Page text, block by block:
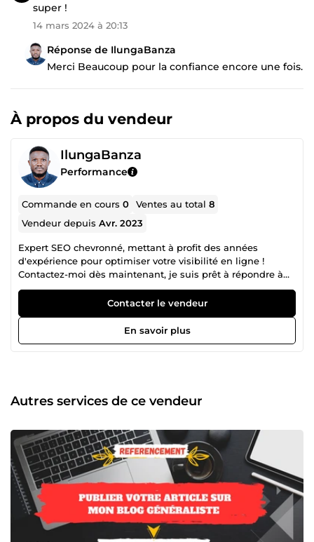
super !
14 mars 2024 à 20:13
Réponse de IlungaBanza
Merci Beaucoup pour la confiance encore une fois.
À propos du vendeur
IlungaBanza
Performance
Commande en cours0 Ventes au total8
Vendeur depuisAvr. 2023
Expert SEO chevronné, mettant à profit des années
d'expérience pour optimiser votre visibilité en ligne !
Contactez-moi dès maintenant, je suis prêt à répondre à
vos besoins
Contacter le vendeur
En savoir plus
Autres services de ce vendeur